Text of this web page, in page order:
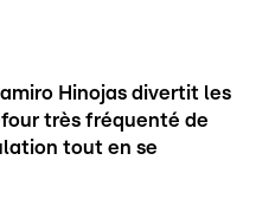
Hinojas divertit les
très fréquenté de
tout en se